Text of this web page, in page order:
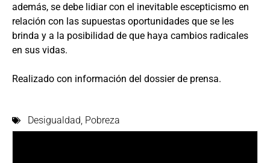
además, se debe lidiar con el inevitable escepticismo en
relación con las supuestas oportunidades que se les
brinda y a la posibilidad de que haya cambios radicales
en sus vidas.
Realizado con información del dossier de prensa.
Desigualdad, Pobreza